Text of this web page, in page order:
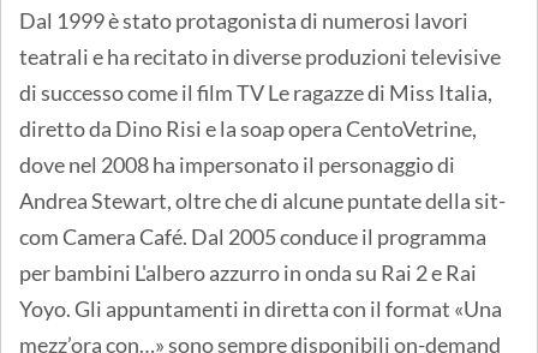
Dal 1999 è stato protagonista di numerosi lavori
teatrali e ha recitato in diverse produzioni televisive
di successo come il film TV Le ragazze di Miss Italia,
diretto da Dino Risi e la soap opera CentoVetrine,
dove nel 2008 ha impersonato il personaggio di
Andrea Stewart, oltre che di alcune puntate della sit-
com Camera Café. Dal 2005 conduce il programma
per bambini L'albero azzurro in onda su Rai 2 e Rai
Yoyo. Gli appuntamenti in diretta con il format «Una
mezz’ora con…» sono sempre disponibili on-demand